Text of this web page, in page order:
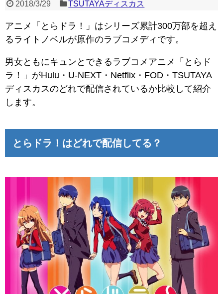
2018/3/29 TSUTAYAディスカス
アニメ「とらドラ！」はシリーズ累計300万部を超え
るライトノベルが原作のラブコメディです。
男女ともにキュンとできるラブコメアニメ「とらド
ラ！」がHulu・U-NEXT・Netflix・FOD・TSUTAYA
ディスカスのどれで配信されているか比較して紹介
します。
とらドラ！はどれで配信してる？